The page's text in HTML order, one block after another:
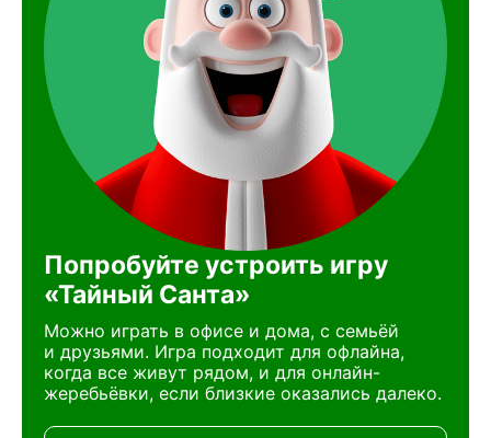
Попробуйте устроить игру
«Тайный Санта»
Можно играть в офисе и дома, с семьёй
и друзьями. Игра подходит для офлайна,
когда все живут рядом, и для онлайн-
жеребьёвки, если близкие оказались далеко.